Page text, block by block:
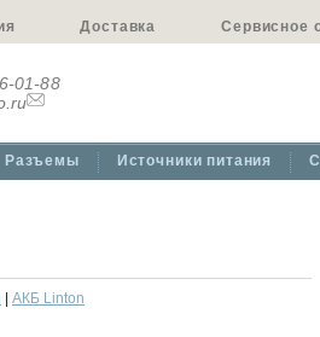
Доставка Сервисное
01-88
Разъемы Источники питания
АКБ Linton